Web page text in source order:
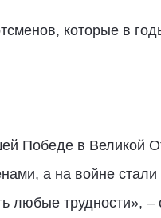
которые в
Победе в Великой
а на войне стали
любые трудности», –